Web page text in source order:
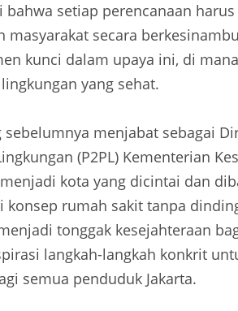
bahwa setiap perencanaan
masyarakat secara
kunci dalam upaya ini, di
yang sehat.
sebelumnya menjabat sebagai
(P2PL) Kementerian
kota yang dicintai dan
konsep rumah sakit tanpa
tonggak kesejahteraan
langkah-langkah konkrit
semua penduduk Jakarta.